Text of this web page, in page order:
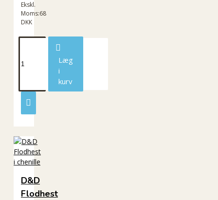
Ekskl.
Moms:68
DKK
Læg
i
kurv
D&D
Flodhest